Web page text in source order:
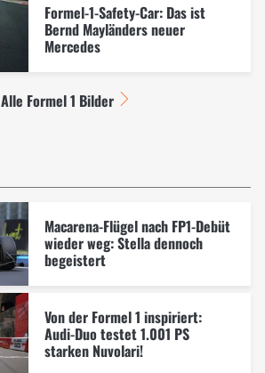
Formel-1-Safety-Car: Das ist
Bernd Mayländers neuer
Mercedes
Alle Formel 1 Bilder
Macarena-Flügel nach FP1-Debüt
wieder weg: Stella dennoch
begeistert
Von der Formel 1 inspiriert:
Audi-Duo testet 1.001 PS
starken Nuvolari!